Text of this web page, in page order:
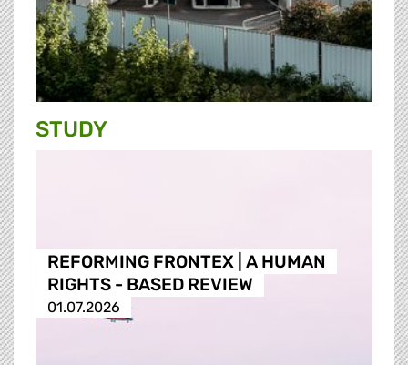
STUDY
REFORMING FRONTEX | A HUMAN
RIGHTS - BASED REVIEW
01.07.2026